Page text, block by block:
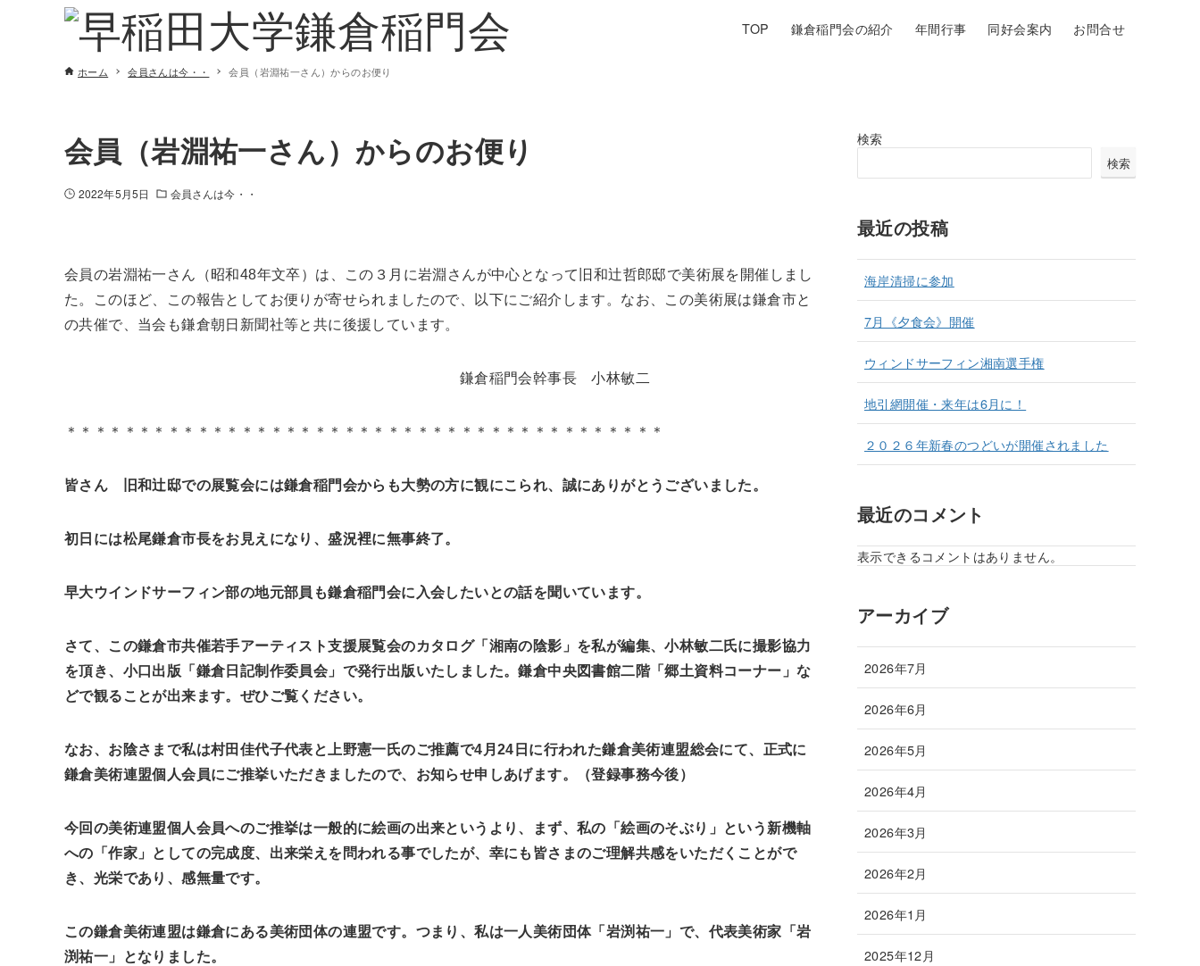
TOP 鎌倉稲門会の紹介 年間行事 同好会案内 お問合せ
ホーム 会員さんは今・・ 会員（岩淵祐一さん）からのお便り
会員（岩淵祐一さん）からのお便り
2022年5月5日 会員さんは今・・
会員の岩淵祐一さん（昭和48年文卒）は、この３月に岩淵さんが中心となって旧和辻哲郎邸で美術展を開催しまし
た。このほど、この報告としてお便りが寄せられましたので、以下にご紹介します。なお、この美術展は鎌倉市と
の共催で、当会も鎌倉朝日新聞社等と共に後援しています。
鎌倉稲門会幹事長 小林敏二
＊＊＊＊＊＊＊＊＊＊＊＊＊＊＊＊＊＊＊＊＊＊＊＊＊＊＊＊＊＊＊＊＊＊＊＊＊＊＊＊＊
皆さん 旧和辻邸での展覧会には鎌倉稲門会からも大勢の方に観にこられ、誠にありがとうございました。
初日には松尾鎌倉市長をお見えになり、盛況裡に無事終了。
早大ウインドサーフィン部の地元部員も鎌倉稲門会に入会したいとの話を聞いています。
さて、この鎌倉市共催若手アーティスト支援展覧会のカタログ「湘南の陰影」を私が編集、小林敏二氏に撮影協力
を頂き、小口出版「鎌倉日記制作委員会」で発行出版いたしました。鎌倉中央図書館二階「郷土資料コーナー」な
どで観ることが出来ます。ぜひご覧ください。
なお、お陰さまで私は村田佳代子代表と上野憲一氏のご推薦で4月24日に行われた鎌倉美術連盟総会にて、正式に
鎌倉美術連盟個人会員にご推挙いただきましたので、お知らせ申しあげます。（登録事務今後）
今回の美術連盟個人会員へのご推挙は一般的に絵画の出来というより、まず、私の「絵画のそぶり」という新機軸
への「作家」としての完成度、出来栄えを問われる事でしたが、幸にも皆さまのご理解共感をいただくことがで
き、光栄であり、感無量です。
この鎌倉美術連盟は鎌倉にある美術団体の連盟です。つまり、私は一人美術団体「岩渕祐一」で、代表美術家「岩
渕祐一」となりました。
検索
検索
最近の投稿
海岸清掃に参加
7月《夕食会》開催
ウィンドサーフィン湘南選手権
地引網開催・来年は6月に！
２０２６年新春のつどいが開催されました
最近のコメント
表示できるコメントはありません。
アーカイブ
2026年7月
2026年6月
2026年5月
2026年4月
2026年3月
2026年2月
2026年1月
2025年12月